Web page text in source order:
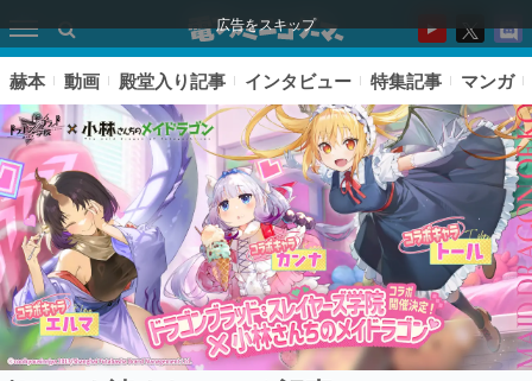
広告をスキップ
赫本 動画 殿堂入り記事 インタビュー 特集記事 マンガ